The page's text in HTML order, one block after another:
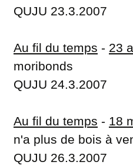
QUJU 23.3.2007
Au fil du temps - 23
moribonds
QUJU 24.3.2007
Au fil du temps - 18
n'a plus de bois à
QUJU 26.3.2007